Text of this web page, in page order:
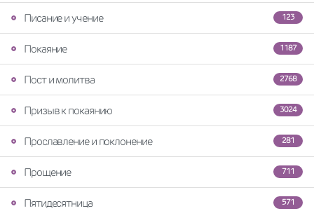
123
Писание и учение
1187
Покаяние
2768
Пост и молитва
3024
Призыв к покаянию
281
Прославление и поклонение
711
Прощение
571
Пятидесятница